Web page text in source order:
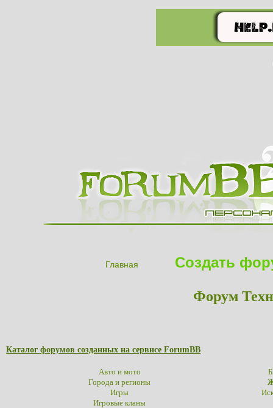
Главная Создать
Форум
Каталог форумов созданных на сервисе ForumBB
Авто и мото
Города и регионы
Игры
Игровые кланы